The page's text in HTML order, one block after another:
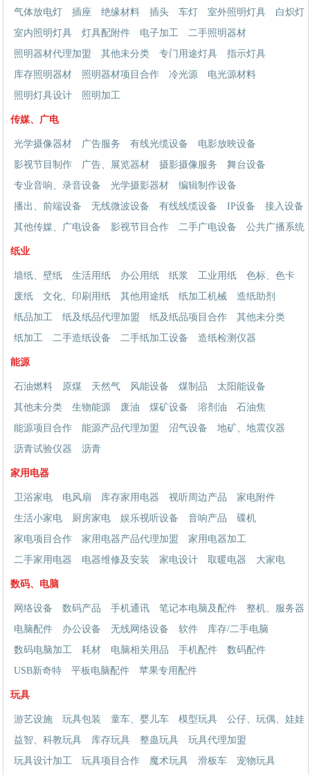
气体放电灯 插座 绝缘材料 插头 车灯 室外照明灯具
白炽灯
室内照明灯具
灯具配附件 电子加工
二手照明器材
照明器材代理加盟
其他未分类 专门用途灯具
指示灯具
库存照明器材
照明器材项目合作 冷光源
电光源材料
照明灯具设计
照明加工
传媒、广电
光学摄像器材 广告服务 有线光缆设备
电影放映设备
影视节目制作
广告、展览器材 摄影摄像服务
舞台设备
专业音响、录音设备
光学摄影器材
编辑制作设备
播出、前端设备
无线微波设备 有线线缆设备 IP设备
接入设备
其他传媒、广电设备
影视节目合作 二手广电设备 公共广播系统
纸业
墙纸、壁纸 生活用纸 办公用纸 纸浆 工业用纸
色标、色卡
废纸
文化、印刷用纸 其他用途纸 纸加工机械
造纸助剂
纸品加工
纸及纸品代理加盟 纸及纸品项目合作
其他未分类
纸加工
二手造纸设备 二手纸加工设备 造纸检测仪器
能源
石油燃料 原煤 天然气 风能设备 煤制品
太阳能设备
其他未分类
生物能源 废油 煤矿设备 溶剂油
石油焦
能源项目合作
能源产品代理加盟 沼气设备
地矿、地震仪器
沥青试验仪器
沥青
家用电器
卫浴家电 电风扇 库存家用电器 视听周边产品
家电附件
生活小家电
厨房家电 娱乐视听设备 音响产品
碟机
家电项目合作
家用电器产品代理加盟
家用电器加工
二手家用电器
电器维修及安装 家电设计 取暖电器 大家电
数码、电脑
网络设备 数码产品 手机通讯 笔记本电脑及配件
整机、服务器
电脑配件
办公设备 无线网络设备 软件
库存/二手电脑
数码电脑加工
耗材 电脑相关用品 手机配件
数码配件
USB新奇特
平板电脑配件 苹果专用配件
玩具
游艺设施 玩具包装 童车、婴儿车 模型玩具
公仔、玩偶、娃娃
益智、科教玩具
库存玩具 整蛊玩具
玩具代理加盟
玩具设计加工
玩具项目合作 魔术玩具 滑板车
宠物玩具